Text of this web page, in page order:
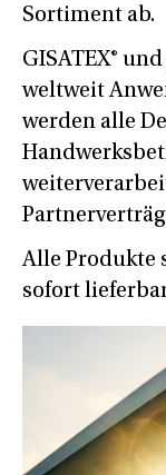
Sortiment ab.
GISATEX®
weltweit
werden alle
Alle Produkte
sofort